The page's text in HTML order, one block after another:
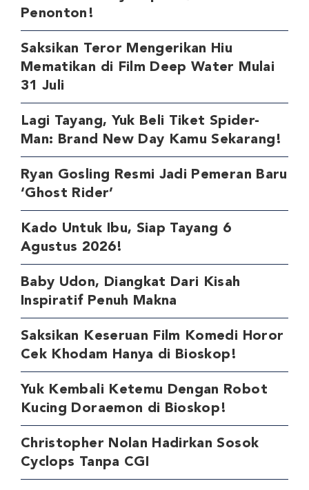
Penonton!
Saksikan Teror Mengerikan Hiu
Mematikan di Film Deep Water Mulai
31 Juli
Lagi Tayang, Yuk Beli Tiket Spider-
Man: Brand New Day Kamu Sekarang!
Ryan Gosling Resmi Jadi Pemeran Baru
‘Ghost Rider’
Kado Untuk Ibu, Siap Tayang 6
Agustus 2026!
Baby Udon, Diangkat Dari Kisah
Inspiratif Penuh Makna
Saksikan Keseruan Film Komedi Horor
Cek Khodam Hanya di Bioskop!
Yuk Kembali Ketemu Dengan Robot
Kucing Doraemon di Bioskop!
Christopher Nolan Hadirkan Sosok
Cyclops Tanpa CGI